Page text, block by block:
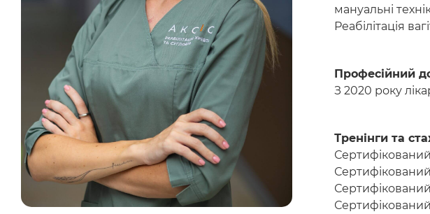
мануальні
Реабілітація
Професійний
З 2020 року
Тренінги та
Сертифікований